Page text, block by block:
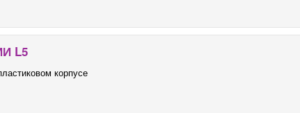
L5
корпусе